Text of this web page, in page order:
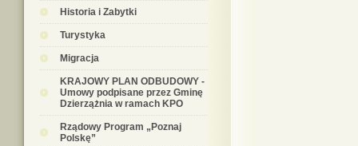
Historia i Zabytki
Turystyka
Migracja
KRAJOWY PLAN ODBUDOWY -
Umowy podpisane przez Gminę
Dzierzążnia w ramach KPO
Rządowy Program „Poznaj
Polskę”